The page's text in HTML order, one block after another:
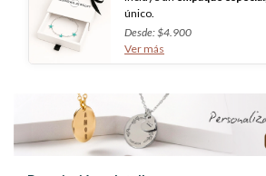
único.
Desde: $4.900
Ver más